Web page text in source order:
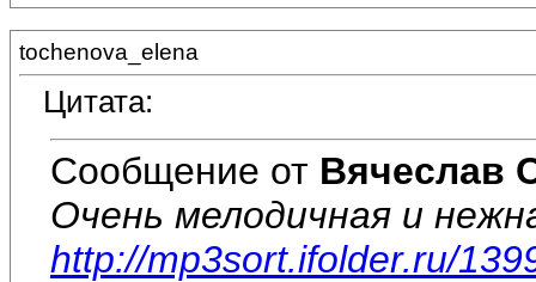
tochenova_elena
Цитата:
Сообщение от Вячеслав
Очень мелодичная и
http://mp3sort.ifolder.ru/